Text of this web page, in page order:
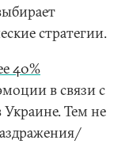
стратегии.
40%
в связи с
Тем не